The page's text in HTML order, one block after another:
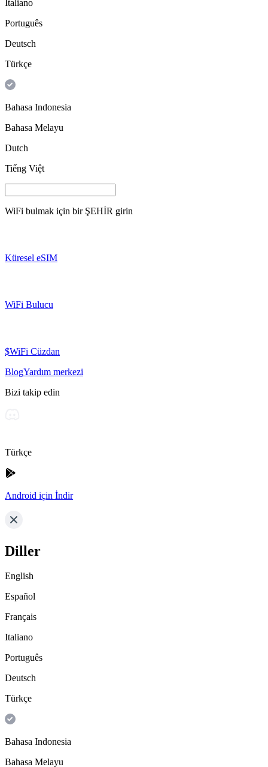
Italiano
Português
Deutsch
Türkçe
Bahasa Indonesia
Bahasa Melayu
Dutch
Tiếng Việt
WiFi bulmak için bir ŞEHİR girin
Küresel eSIM
WiFi Bulucu
$WiFi Cüzdan
BlogYardım merkezi
Bizi takip edin
Türkçe
Android için İndir
Diller
English
Español
Français
Italiano
Português
Deutsch
Türkçe
Bahasa Indonesia
Bahasa Melayu